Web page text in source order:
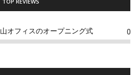
オフィスのオープニング式 0